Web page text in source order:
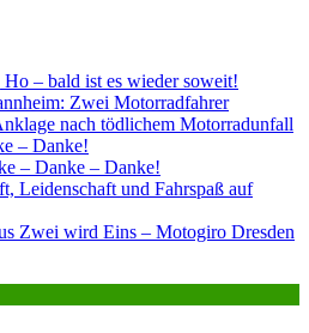
– bald ist es wieder soweit!
Zwei Motorradfahrer
nach tödlichem Motorradunfall
– Danke!
– Danke – Danke!
Leidenschaft und Fahrspaß auf
Zwei wird Eins – Motogiro Dresden